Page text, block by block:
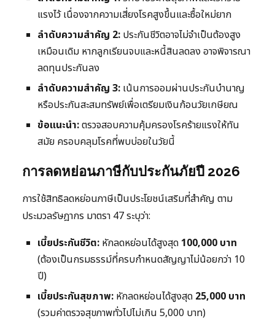
แรงไว้ เนื่องจากความเสี่ยงโรคสูงขึ้นและซื้อใหม่ยาก
ลำดับความสำคัญ 2: ประกันชีวิตอาจไม่จำเป็นต้องสูง
เหมือนเดิม หากลูกเรียนจบและหนี้สินลดลง อาจพิจารณา
ลดทุนประกันลง
ลำดับความสำคัญ 3: เน้นการออมผ่านประกันบำนาญ
หรือประกันสะสมทรัพย์เพื่อเตรียมเงินก้อนวัยเกษียณ
ข้อแนะนำ:ตรวจสอบความคุ้มครองโรคร้ายแรงให้ทัน
สมัย ครอบคลุมโรคที่พบบ่อยในวัยนี้
การลดหย่อนภาษีกับประกันภัยปี 2026
การใช้สิทธิลดหย่อนภาษีเป็นประโยชน์เสริมที่สำคัญ ตาม
ประมวลรัษฎากร มาตรา 47 ระบุว่า:
เบี้ยประกันชีวิต: หักลดหย่อนได้สูงสุด 100,000 บาท
(ต้องเป็นกรมธรรม์ที่ครบกำหนดสัญญาไม่น้อยกว่า 10
ปี)
เบี้ยประกันสุขภาพ: หักลดหย่อนได้สูงสุด 25,000 บาท
(รวมค่าตรวจสุขภาพทั่วไปไม่เกิน 5,000 บาท)